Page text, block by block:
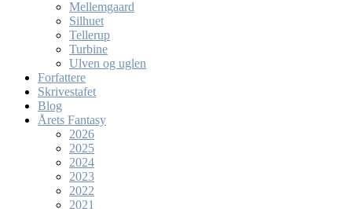
Mellemgaard
Silhuet
Tellerup
Turbine
Ulven og uglen
Forfattere
Skrivestafet
Blog
Årets Fantasy
2026
2025
2024
2023
2022
2021